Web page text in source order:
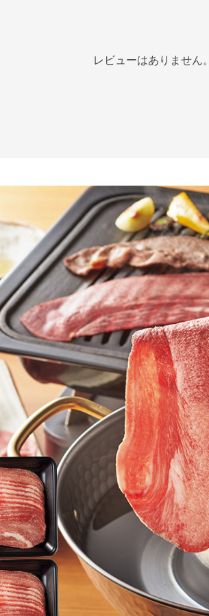
レビューはありません。